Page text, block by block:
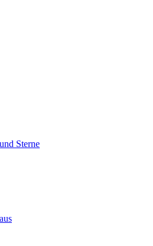
Sterne